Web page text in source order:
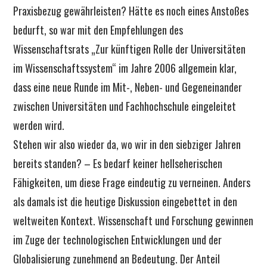
Praxisbezug gewährleisten? Hätte es noch eines Anstoßes
bedurft, so war mit den Empfehlungen des
Wissenschaftsrats „Zur künftigen Rolle der Universitäten
im Wissenschaftssystem“ im Jahre 2006 allgemein klar,
dass eine neue Runde im Mit-, Neben- und Gegeneinander
zwischen Universitäten und Fachhochschule eingeleitet
werden wird.
Stehen wir also wieder da, wo wir in den siebziger Jahren
bereits standen? – Es bedarf keiner hellseherischen
Fähigkeiten, um diese Frage eindeutig zu verneinen. Anders
als damals ist die heutige Diskussion eingebettet in den
weltweiten Kontext. Wissenschaft und Forschung gewinnen
im Zuge der technologischen Entwicklungen und der
Globalisierung zunehmend an Bedeutung. Der Anteil